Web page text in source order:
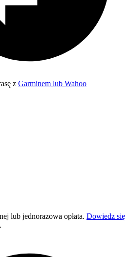
z Garminem lub Wahoo
lub jednorazowa opłata. Dowiedz się
.